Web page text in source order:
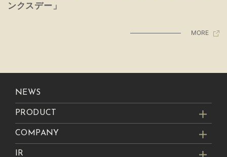
ンクスデー」
MORE
NEWS
PRODUCT
COMPANY
IR